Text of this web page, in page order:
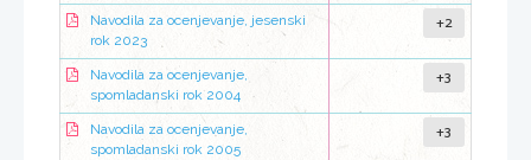
Navodila za ocenjevanje, jesenski
rok 2023
+2
Navodila za ocenjevanje,
spomladanski rok 2004
+3
Navodila za ocenjevanje,
spomladanski rok 2005
+3